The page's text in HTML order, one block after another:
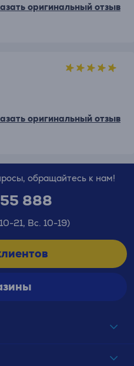
оригинальный отзыв
оригинальный отзыв
обращайтесь к нам!
888
21, Вс. 10-19)